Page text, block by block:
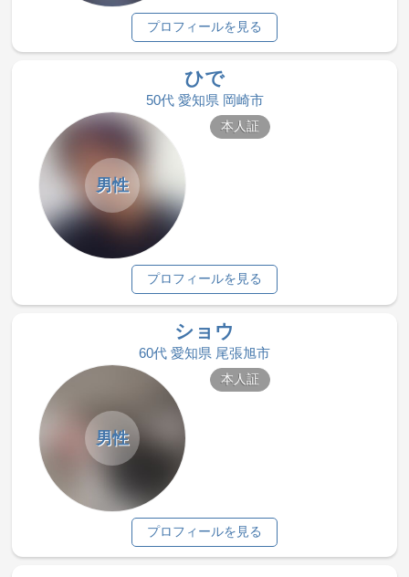
プロフィールを見る
ひで
50代 愛知県 岡崎市
男性
本人証
プロフィールを見る
ショウ
60代 愛知県 尾張旭市
男性
本人証
プロフィールを見る